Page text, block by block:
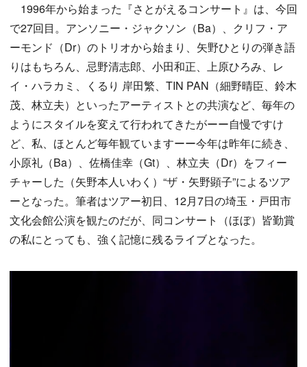
1996年から始まった『さとがえるコンサート』は、今回
で27回目。アンソニー・ジャクソン（Ba）、クリフ・ア
ーモンド（Dr）のトリオから始まり、矢野ひとりの弾き語
りはもちろん、忌野清志郎、小田和正、上原ひろみ、レ
イ・ハラカミ、くるり 岸田繁、TIN PAN（細野晴臣、鈴木
茂、林立夫）といったアーティストとの共演など、毎年の
ようにスタイルを変えて行われてきたがーー自慢ですけ
ど、私、ほとんど毎年観ていますーー今年は昨年に続き、
小原礼（Ba）、佐橋佳幸（Gt）、林立夫（Dr）をフィー
チャーした（矢野本人いわく）“ザ・矢野顕子”によるツア
ーとなった。筆者はツアー初日、12月7日の埼玉・戸田市
文化会館公演を観たのだが、同コンサート（ほぼ）皆勤賞
の私にとっても、強く記憶に残るライブとなった。